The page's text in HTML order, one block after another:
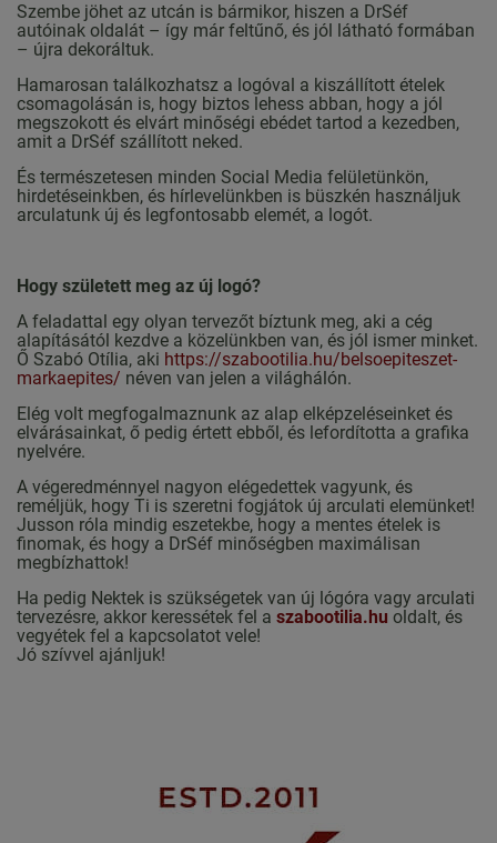
Szembe jöhet az utcán is bármikor, hiszen a DrSéf
autóinak oldalát – így már feltűnő, és jól látható formában
– újra dekoráltuk.
Hamarosan találkozhatsz a logóval a kiszállított ételek
csomagolásán is, hogy biztos lehess abban, hogy a jól
megszokott és elvárt minőségi ebédet tartod a kezedben,
amit a DrSéf szállított neked.
És természetesen minden Social Media felületünkön,
hirdetéseinkben, és hírlevelünkben is büszkén használjuk
arculatunk új és legfontosabb elemét, a logót.
Hogy született meg az új logó?
A feladattal egy olyan tervezőt bíztunk meg, aki a cég
alapításától kezdve a közelünkben van, és jól ismer minket.
Ő Szabó Otília, aki https://szabootilia.hu/belsoepiteszet-
markaepites/ néven van jelen a világhálón.
Elég volt megfogalmaznunk az alap elképzeléseinket és
elvárásainkat, ő pedig értett ebből, és lefordította a grafika
nyelvére.
A végeredménnyel nagyon elégedettek vagyunk, és
reméljük, hogy Ti is szeretni fogjátok új arculati elemünket!
Jusson róla mindig eszetekbe, hogy a mentes ételek is
finomak, és hogy a DrSéf minőségben maximálisan
megbízhattok!
Ha pedig Nektek is szükségetek van új lógóra vagy arculati
tervezésre, akkor keressétek fel a szabootilia.hu oldalt, és
vegyétek fel a kapcsolatot vele!
Jó szívvel ajánljuk!